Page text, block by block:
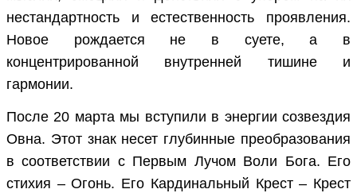
нестандартность и естественность проявления.
Новое рождается не в суете, а в
концентрированной внутренней тишине и
гармонии.
После 20 марта мы вступили в энергии созвездия
Овна. Этот знак несет глубинные преобразования
в соответствии с Первым Лучом Воли Бога. Его
стихия – Огонь. Его Кардинальный Крест – Крест